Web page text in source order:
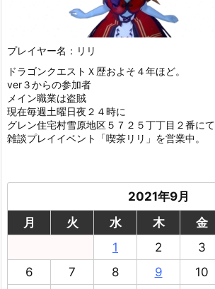
プレイヤー名：リリ
ドラゴンクエストＸ歴およそ４年ほど。
ver３からの参加者
メイン職業は盗賊
現在毎週土曜日夜２４時に
グレン住宅村雪原地区５７２５丁丁目２番にて
雑談プレイイベント「喫茶リリ」を営業中。
2021年9月
月
火 水 木 金
1
2 3
6
7 8 9 10